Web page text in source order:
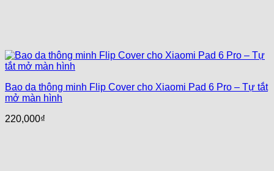
Bao da thông minh Flip Cover cho Xiaomi Pad 6 Pro – Tự tắt
mở màn hình
220,000₫